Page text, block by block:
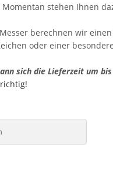
stehen Ihnen
berechnen wir
oder einer
sich die Lieferzeit um bis